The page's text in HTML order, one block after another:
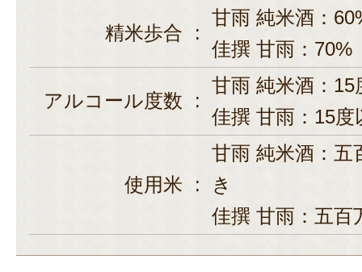
精米歩合 :
甘雨 純米酒：
佳撰 甘雨：70%
アルコール度数 :
甘雨 純米酒：15
佳撰 甘雨：15度
使用米 :
甘雨 純米酒：五
き
佳撰 甘雨：五